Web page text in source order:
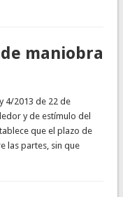
maniobra
4/2013 de 22 de
y de estímulo del
que el plazo de
las partes, sin que